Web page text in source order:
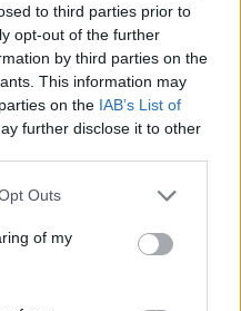
to third parties prior to
opt-out of the further
by third parties on the
This information may
on the IAB’s List of
further disclose it to other
uses one or more Google
You may click to
and its third-party tags to
purposes in below Google
Outs
of my